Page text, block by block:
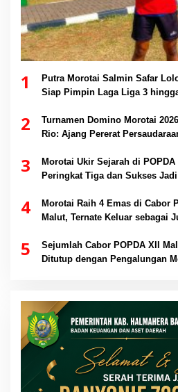
1
Putra Morotai Salmin Safar
Siap Pimpin Laga Liga 3
2
Turnamen Domino Morotai
Rio: Ajang Pererat
3
Morotai Ukir Sejarah di
Peringkat Tiga dan Sukses
4
Morotai Raih 4 Emas di Cabor
Malut, Ternate Keluar sebagai
5
Sejumlah Cabor POPDA XII
Ditutup dengan Pengalungan